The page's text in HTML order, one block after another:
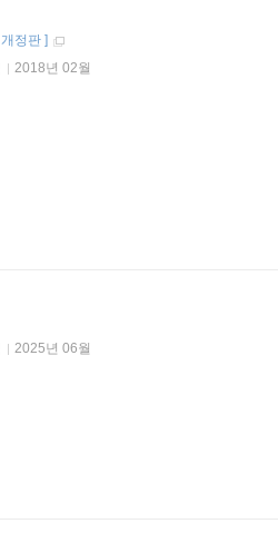
개정판 ]
2018년 02월
2025년 06월